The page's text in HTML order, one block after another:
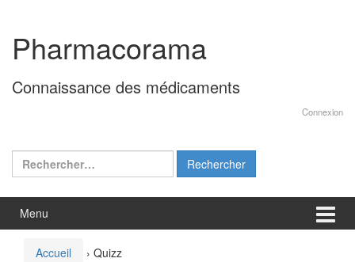
contenu
menu
principal
Pharmacorama
Connaissance des médicaments
Connexion
Rechercher :
Menu
Accueil › Quizz